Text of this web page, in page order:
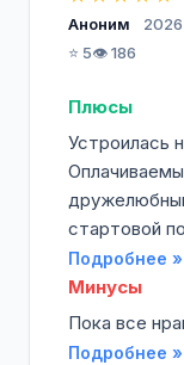
Аноним
⭐ 5👁️ 186
Плюсы
Устроилась
стартовой
Подробнее »
Минусы
Пока все
Подробнее »